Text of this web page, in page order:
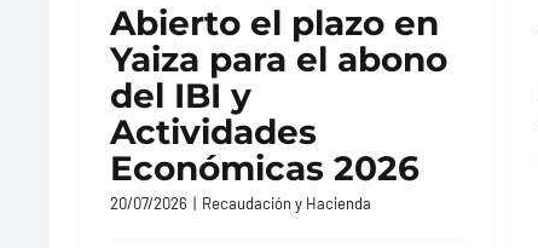
Abierto el plazo en
Yaiza para el abono
del IBI y
Actividades
Económicas 2026
20/07/2026 | Recaudación y Hacienda